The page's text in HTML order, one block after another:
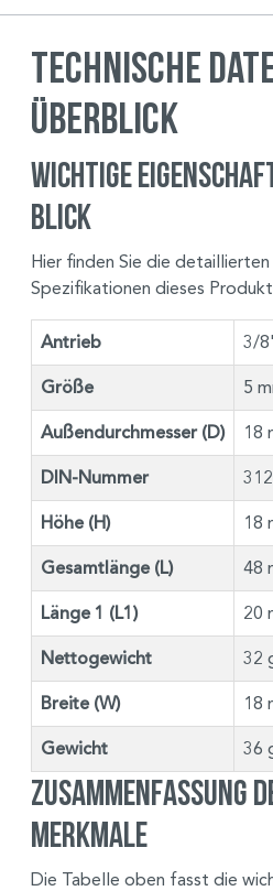
Technische
Überblick
Wichtige
Blick
Hier finden Sie die detaillierten
Spezifikationen dieses
Antrieb 3/
Größe 5
Außendurchmesser (D) 18
DIN-Nummer
Höhe (H) 18
Gesamtlänge (L) 48
Länge 1 (L1) 20
Nettogewicht 32
Breite (W) 18
Gewicht 36
Zusammenfassung
Merkmale
Die Tabelle oben fasst die